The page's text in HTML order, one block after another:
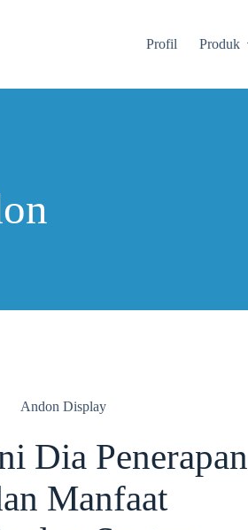
Profil Produk
Andon Display
Dia Penerapan
Manfaat